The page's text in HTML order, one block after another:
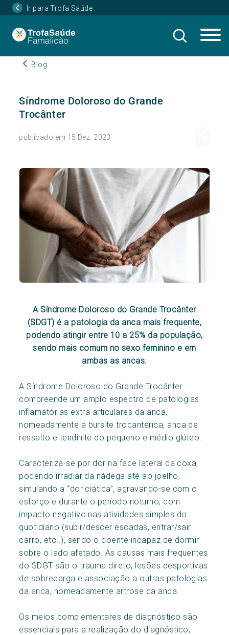
Ir para Trofa Saúde
Blog
Síndrome Doloroso do Grande
Trocânter
publicado em 15 Dez. 2023
A Síndrome Doloroso do Grande Trocânter
(SDGT) é a patologia da anca mais frequente,
podendo atingir entre 10 a 25% da população,
sendo mais comum no sexo feminino e em
ambas as ancas.
A Síndrome Doloroso do Grande Trocânter
compreende um amplo espectro de patologias
inflamatórias extra articulares da anca,
nomeadamente a bursite trocantérica, anca de
ressalto e tendinite do pequeno e médio glúteo.
Caracteriza-se por dor na face lateral da coxa,
podendo irradiar da nádega até ao joelho,
simulando a “dor ciática”, agravando-se com o
esforço e durante o período noturno, com
impacto negativo nas atividades simples do
quotidiano (subir/descer escadas, entrar/sair
carro, etc..), sendo o doente incapaz de dormir
sobre o lado afetado. As causas mais frequentes
do SDGT são o trauma direto, lesões desportivas
de sobrecarga e associação a outras patologias
da anca, nomeadamente artrose da anca.
Os meios complementares de diagnóstico são
essenciais para a realização do diagnóstico,